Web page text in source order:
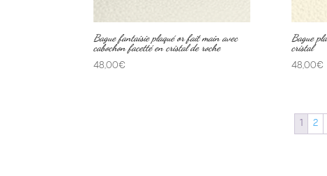
Bague fantaisie plaqué or fait main avec
cabochon facetté en cristal de roche
48,00€
Bague
cristal
48,00€
1 2